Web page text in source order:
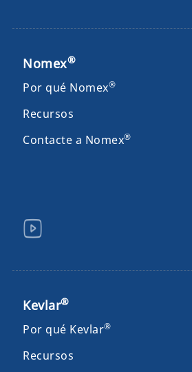
Nomex®
Por qué Nomex®
Recursos
Contacte a Nomex®
Kevlar®
Por qué Kevlar®
Recursos